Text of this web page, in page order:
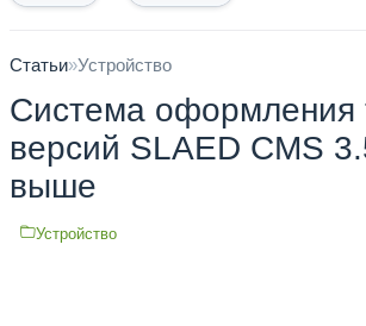
Статьи»Устройство
Система оформления
версий SLAED CMS
выше
Устройство